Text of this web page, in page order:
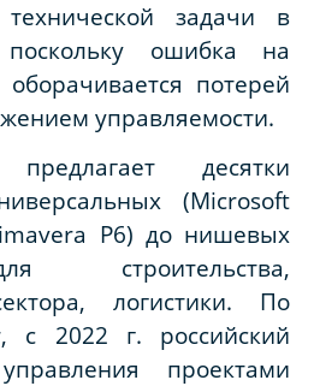
задачи в
поскольку ошибка на
потерей
управляемости.
десятки
(Microsoft
P6) до нишевых
строительства,
логистики. По
с 2022 г. российский
проектами